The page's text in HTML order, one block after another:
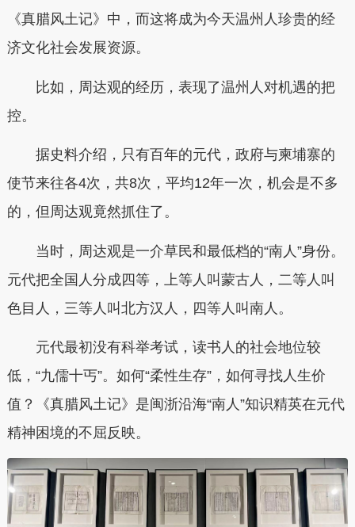
《真腊风土记》中，而这将成为今天温州人珍贵的经
济文化社会发展资源。
比如，周达观的经历，表现了温州人对机遇的把
控。
据史料介绍，只有百年的元代，政府与柬埔寨的
使节来往各4次，共8次，平均12年一次，机会是不多
的，但周达观竟然抓住了。
当时，周达观是一介草民和最低档的“南人”身份。
元代把全国人分成四等，上等人叫蒙古人，二等人叫
色目人，三等人叫北方汉人，四等人叫南人。
元代最初没有科举考试，读书人的社会地位较
低，“九儒十丐”。如何“柔性生存”，如何寻找人生价
值？《真腊风土记》是闽浙沿海“南人”知识精英在元代
精神困境的不屈反映。